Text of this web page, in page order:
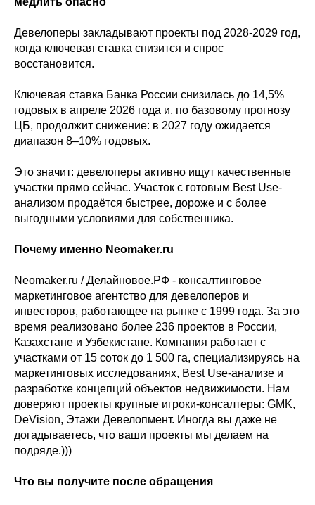
Девелоперы закладывают проекты под 2028-2029 год,
когда ключевая ставка снизится и спрос
восстановится.
Ключевая ставка Банка России снизилась до 14,5%
годовых в апреле 2026 года и, по базовому прогнозу
ЦБ, продолжит снижение: в 2027 году ожидается
диапазон 8–10% годовых.
Это значит: девелоперы активно ищут качественные
участки прямо сейчас. Участок с готовым Best Use-
анализом продаётся быстрее, дороже и с более
выгодными условиями для собственника.
Почему именно Neomaker.ru
Neomaker.ru / Делайновое.РФ - консалтинговое
маркетинговое агентство для девелоперов и
инвесторов, работающее на рынке с 1999 года. За это
время реализовано более 236 проектов в России,
Казахстане и Узбекистане. Компания работает с
участками от 15 соток до 1 500 га, специализируясь на
маркетинговых исследованиях, Best Use-анализе и
разработке концепций объектов недвижимости. Нам
доверяют проекты крупные игроки-консалтеры: GMK,
DeVision, Этажи Девелопмент. Иногда вы даже не
догадываетесь, что ваши проекты мы делаем на
подряде.)))
Что вы получите после обращения